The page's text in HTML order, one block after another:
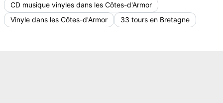
CD musique vinyles dans les Côtes-d'Armor
Vinyle dans les Côtes-d'Armor
33 tours en Bretagne